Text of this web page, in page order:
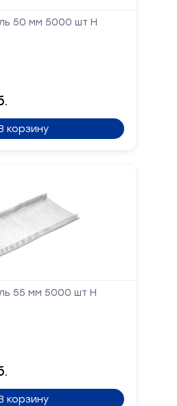
50 мм 5000 шт Н
корзину
55 мм 5000 шт Н
корзину